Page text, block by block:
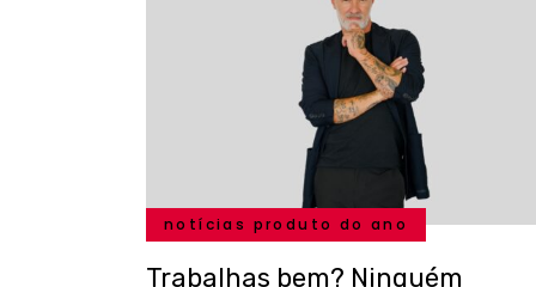
notícias produto do ano
Trabalhas bem? Ninguém